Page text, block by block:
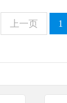
上一页 1